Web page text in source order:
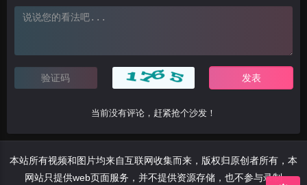
当前没有评论，赶紧抢个沙发！
本站所有视频和图片均来自互联网收集而来，版权归原创者所有，本
网站只提供web页面服务，并不提供资源存储，也不参与录制